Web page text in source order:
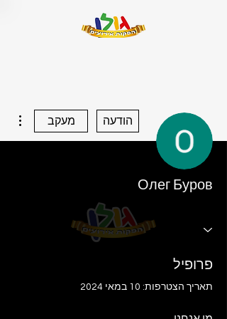
הודעה מעקב
Олег Буров
פרופיל
תאריך הצטרפות: 10 במאי 2024